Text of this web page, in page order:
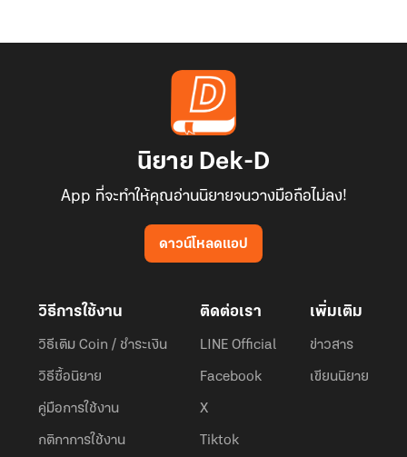
นิยาย Dek-D
App ที่จะทำให้คุณอ่านนิยายจนวางมือถือไม่ลง!
ดาวน์โหลดแอป
วิธีการใช้งาน
วิธีเติม Coin / ชำระเงิน
วิธีซื้อนิยาย
คู่มือการใช้งาน
กติกาการใช้งาน
ติดต่อเรา
LINE Official
Facebook
X
Tiktok
เพิ่มเติม
ข่าวสาร
เขียนนิยาย